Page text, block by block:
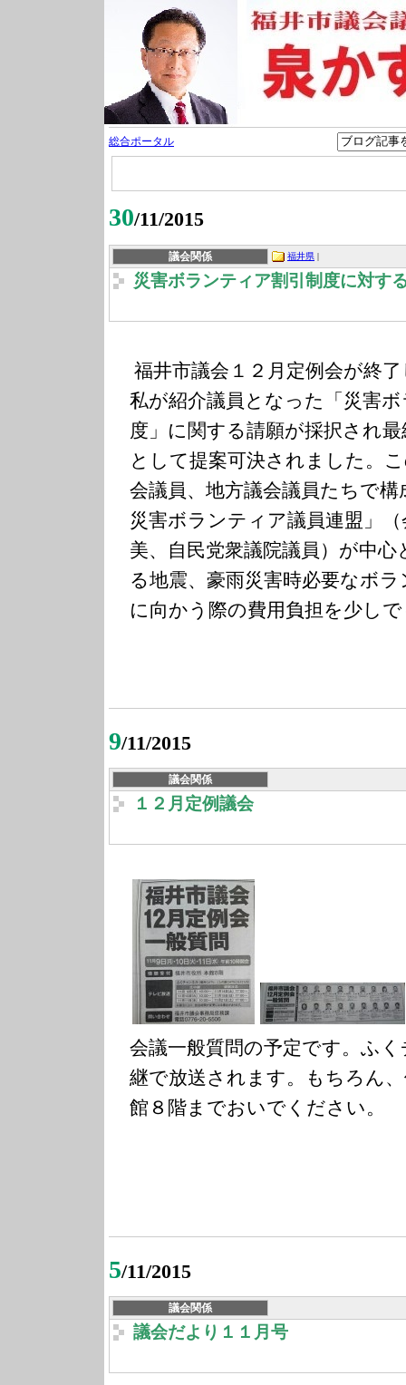
総合ポータル
30/11/2015
議会関係 福井県 |
災害ボランティア割引制度に対す
福井市議会１２月定例会が終
私が紹介議員となった「災害
度」に関する請願が採択され
として提案可決されました。
会議員、地方議会議員たちで
災害ボランティア議員連盟」
美、自民党衆議院議員）が中
る地震、豪雨災害時必要なボ
に向かう際の費用負担を少し
9/11/2015
議会関係
１２月定例議会
会議一般質問の予定です。ふ
継で放送されます。もちろん
館８階までおいでください。
5/11/2015
議会関係
議会だより１１月号